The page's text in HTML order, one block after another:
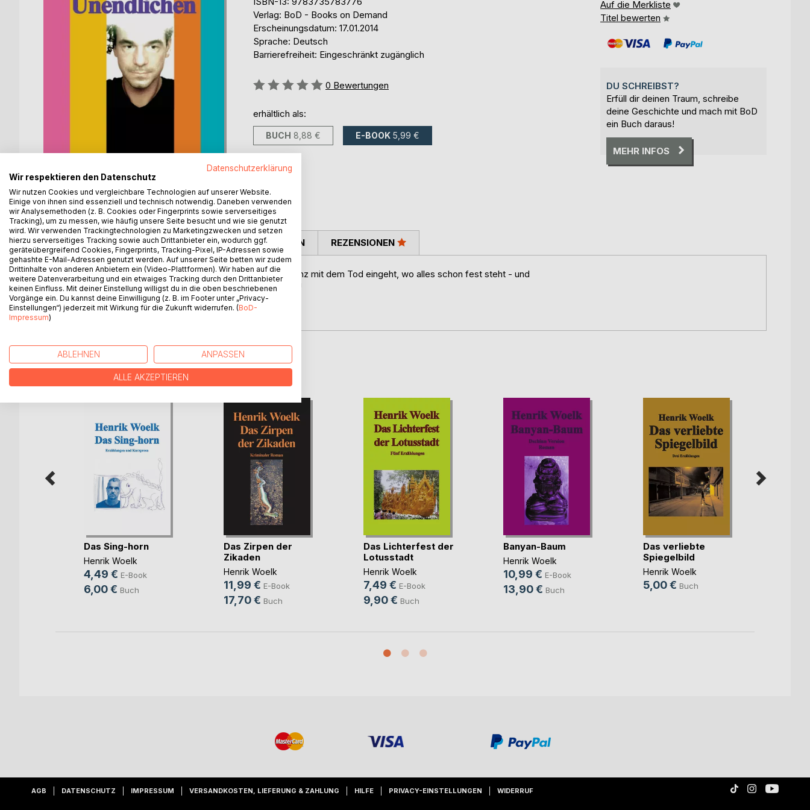
Verlag: BoD - Books on Demand
Erscheinungsdatum: 17.01.2014
Sprache: Deutsch
Barrierefreiheit: Eingeschränkt zugänglich
Bewertung::
0 Bewertungen
erhältlich als:
BUCH 8,88 € E-BOOK 5,99 €
Auf die Merkliste
Titel bewerten
DU SCHREIBST?
Erfüll dir deinen Traum, schreibe
deine Geschichte und mach mit BoD
ein Buch daraus!
MEHR INFOS
BESCHREIBUNG
Auf dem Spielfeld des Schicksals, wo die Liebe eine Allianz mit dem Tod eingeht, wo alles schon fest steht - und
doch nichts sicher ist, da gilt nur ein Gebot: Zaudere nicht!
29 Kurzprosatexte, Erzählungen und Gedichte.
AUTOR/IN PRESSESTIMMEN REZENSIONEN
WEITERE TITEL BEIBoD
Das Sing-horn
Henrik Woelk
4,49 € E-Book
6,00 € Buch
Das Zirpen der
Zikaden
Henrik Woelk
11,99 € E-Book
17,70 € Buch
Das Lichterfest der
Lotusstadt
Henrik Woelk
7,49 € E-Book
9,90 € Buch
Banyan-Baum
Henrik Woelk
10,99 € E-Book
13,90 € Buch
Das verliebte
Spiegelbild
Henrik Woelk
5,00 € Buch
AGB DATENSCHUTZ IMPRESSUM VERSANDKOSTEN, LIEFERUNG & ZAHLUNG HILFE PRIVACY-EINSTELLUNGEN WIDERRUF
Datenschutzerklärung
Wir respektieren den Datenschutz
Wir nutzen Cookies und vergleichbare Technologien auf unserer Website.
Einige von ihnen sind essenziell und technisch notwendig. Daneben verwenden
wir Analysemethoden (z. B. Cookies oder Fingerprints sowie serverseitiges
Tracking), um zu messen, wie häufig unsere Seite besucht und wie sie genutzt
wird. Wir verwenden Trackingtechnologien zu Marketingzwecken und setzen
hierzu serverseitiges Tracking sowie auch Drittanbieter ein, wodurch ggf.
geräteübergreifend Cookies, Fingerprints, Tracking-Pixel, IP-Adressen sowie
gehashte E-Mail-Adressen genutzt werden. Auf unserer Seite betten wir zudem
Drittinhalte von anderen Anbietern ein (Video-Plattformen). Wir haben auf die
weitere Datenverarbeitung und ein etwaiges Tracking durch den Drittanbieter
keinen Einfluss. Mit deiner Einstellung willigst du in die oben beschriebenen
Vorgänge ein. Du kannst deine Einwilligung (z. B. im Footer unter „Privacy-
Einstellungen“) jederzeit mit Wirkung für die Zukunft widerrufen. (BoD-
Impressum)
ABLEHNEN ANPASSEN
ALLE AKZEPTIEREN